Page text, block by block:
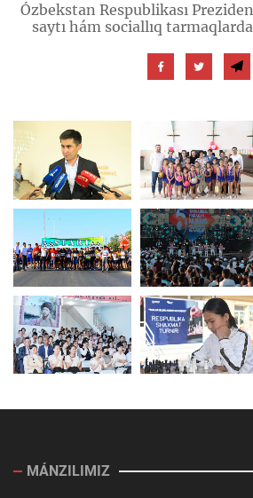
Ózbekstan Respublikası
saytı hám sociallıq
MÁNZILIMIZ